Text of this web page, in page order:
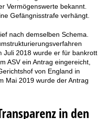
Vermögenswerte bekannt.
Gefängnisstrafe verhängt.
nach demselben Schema.
Juli 2018 wurde er für bankrott
ASV ein Antrag eingereicht,
von England in
Mai 2019 wurde der Antrag
in den